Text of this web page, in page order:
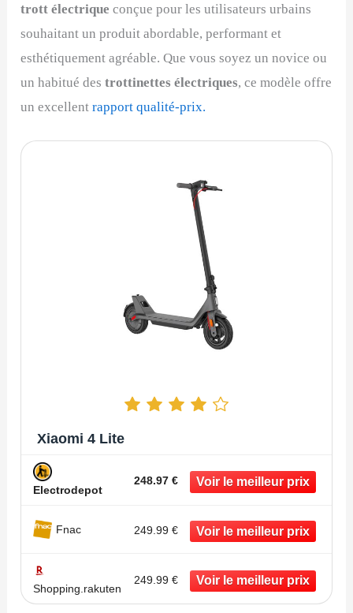
trott électrique conçue pour les utilisateurs urbains
souhaitant un produit abordable, performant et
esthétiquement agréable. Que vous soyez un novice ou
un habitué destrottinettes électriques, ce modèle offre
un excellent rapport qualité-prix.
Xiaomi 4 Lite
Electrodepot
248.97 €
Fnac 249.99 €
Shopping.rakuten
249.99 €